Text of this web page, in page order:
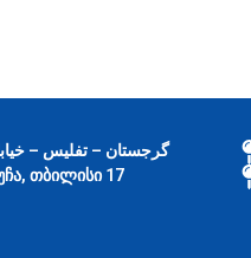
گرجستان – تفلیس –
17 პეტრე მელიქიშვილის ქუჩა, თბილისი